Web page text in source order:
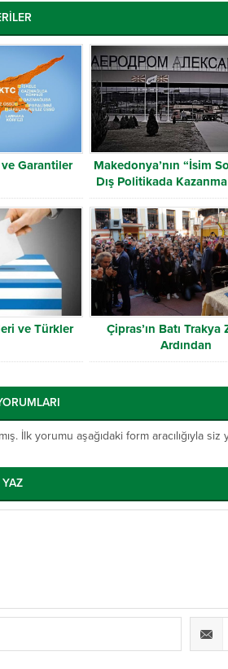
ve Garantiler
Makedonya’nın “İsim
Dış Politikada
ve Türkler
Çipras’ın Batı Trakya
Ardından
İlk yorumu aşağıdaki form aracılığıyla siz